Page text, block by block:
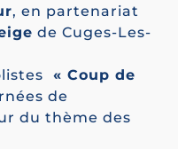
, en partenariat
de Cuges-Les-
« Coup de
de
du thème des